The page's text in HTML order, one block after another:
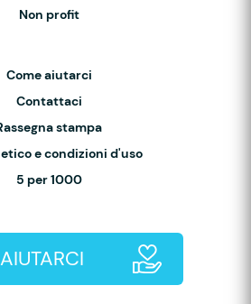
Non profit
Come aiutarci
Contattaci
stampa
e condizioni d'uso
5 per 1000